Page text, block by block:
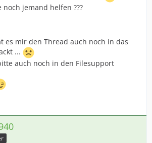
jemand helfen ???
es mir den Thread auch noch in das
...
auch noch in den Filesupport